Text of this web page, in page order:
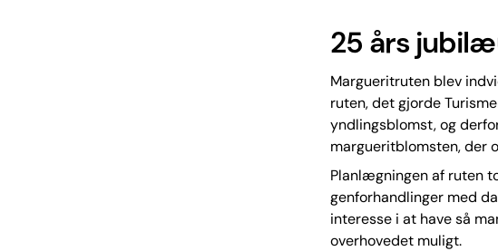
25 års
Margueritruten blev
ruten, det gjorde
yndlingsblomst, og
margueritblomsten, der
Planlægningen af ruten
genforhandlinger med
interesse i at have så
overhovedet muligt.